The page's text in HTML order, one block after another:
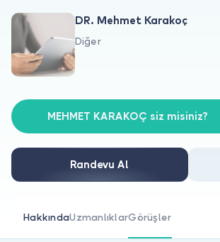
Hakkımızda
Doktorlar için
Doktor musunuz?
DR. Mehmet Karakoç
Diğer
MEHMET KARAKOÇ siz misiniz?
Randevu Al
HakkındaUzmanlıklarGörüşler